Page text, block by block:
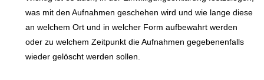
was mit den Aufnahmen geschehen wird und wie lange diese
an welchem Ort und in welcher Form aufbewahrt werden
oder zu welchem Zeitpunkt die Aufnahmen gegebenenfalls
wieder gelöscht werden sollen.